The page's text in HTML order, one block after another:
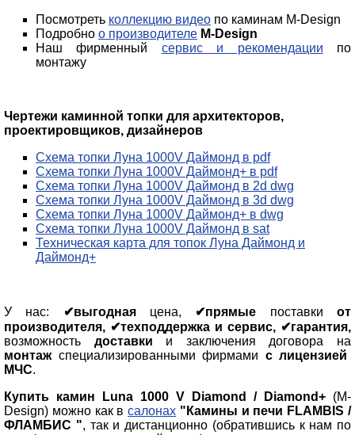
Посмотреть коллекцию видео по каминам M-Design
Подробно о производителе M-Design
Наш фирменный сервис и рекомендации по
монтажу
Чертежи каминной топки для архитекторов,
проектировщиков, дизайнеров
Схема топки Луна 1000V Даймонд в pdf
Схема топки Луна 1000V Даймонд+ в pdf
Схема топки Луна 1000V Даймонд в 2d dwg
Схема топки Луна 1000V Даймонд в 3d dwg
Схема топки Луна 1000V Даймонд+ в dwg
Схема топки Луна 1000V Даймонд в sat
Техническая карта для топок Луна Даймонд и
Даймонд+
У нас: ✔выгоднаяцена, ✔прямые поставкиот
производителя, ✔техподдержка и сервис, ✔гарантия,
возможность доставки и заключения договора на
монтажспециализированными фирмами с лицензией
МЧС.
Купить камин Luna 1000 V Diamond / Diamond+ (M-
Design) можно как всалонах "Камины и печи FLAMBIS /
ФЛАМБИС ", так и дистанционно (обратившись к нам по